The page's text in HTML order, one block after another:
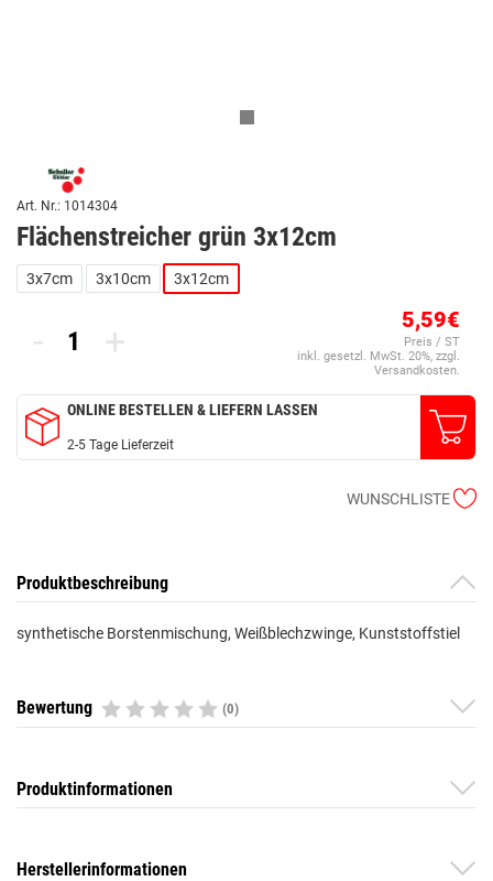
Art. Nr.: 1014304
Flächenstreicher grün 3x12cm
3x7cm 3x10cm 3x12cm
- + 5,59€
Preis / ST
inkl. gesetzl. MwSt. 20%, zzgl.
Versandkosten.
ONLINE BESTELLEN & LIEFERN LASSEN
2-5 Tage Lieferzeit
WUNSCHLISTE
Produktbeschreibung
synthetische Borstenmischung, Weißblechzwinge, Kunststoffstiel
Bewertung (0)
Produktinformationen
Herstellerinformationen